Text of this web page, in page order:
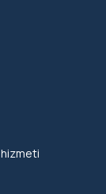
hizmeti